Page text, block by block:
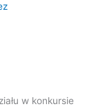
w konkursie